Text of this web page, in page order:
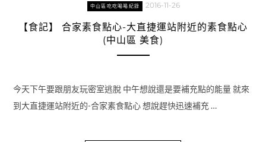
中山區吃吃喝喝紀錄 2016-11-26
【食記】 合家素食點心-大直捷運站附近的素食點心
(中山區 美食)
今天下午要跟朋友玩密室逃脫 中午想說還是要補充點的能量 就來
到大直捷運站附近的-合家素食點心 想說趕快迅速補充 …